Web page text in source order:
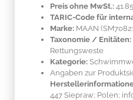
Preis ohne MwSt.:
TARIC-Code für
Marke: MAAN
Taxonomie / Enitäten:
Rettungsweste
Kategorie:
Angaben zur
447 Siepraw; Polen;